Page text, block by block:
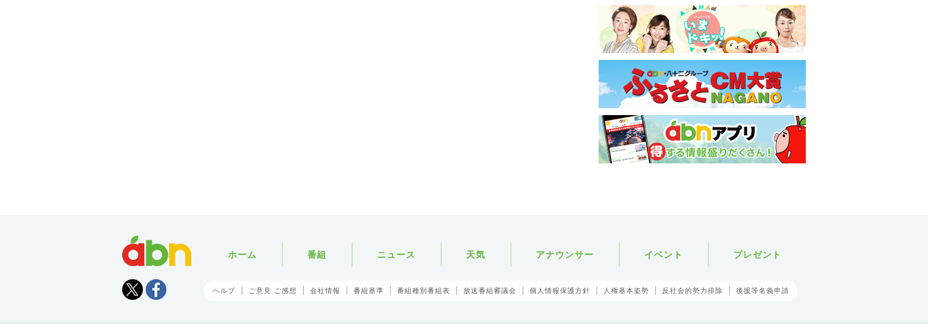
Tweet
ホーム 番組 ニュース 天気 アナウンサー イベント プレゼント
ヘルプ ご意見 ご感想 会社情報 番組基準 番組種別番組表 放送番組審議会 個人情報保護方針 人権基本姿勢 反社会的勢力排除 後援等名義申請